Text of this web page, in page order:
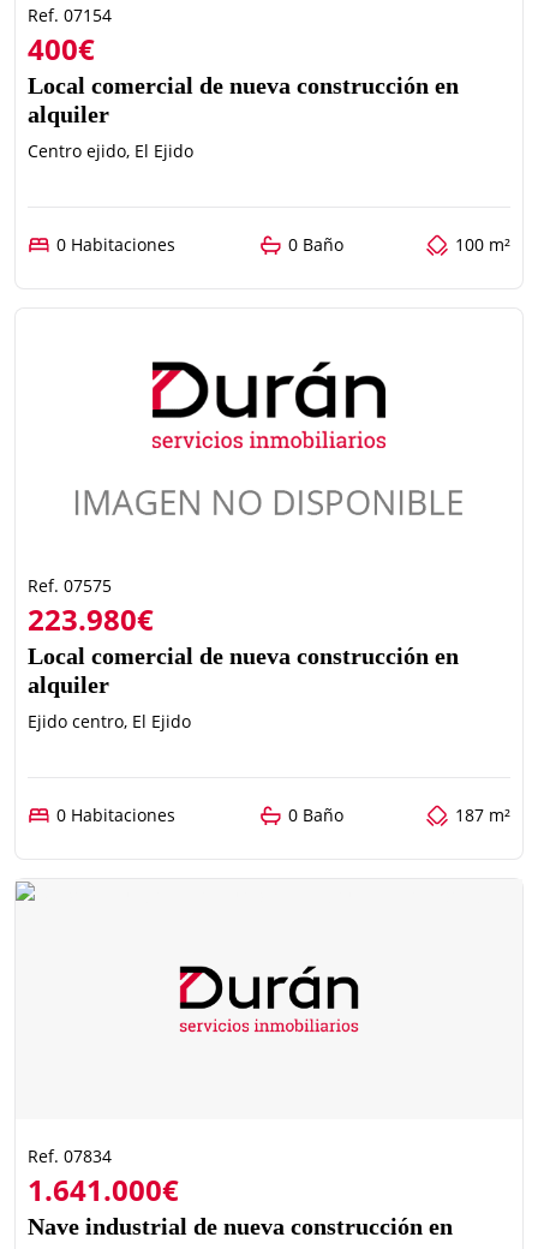
Ref. 07154
400€
Local comercial de nueva construcción en
alquiler
Centro ejido, El Ejido
0 Habitaciones 0 Baño 100 m²
Ref. 07575
223.980€
Local comercial de nueva construcción en
alquiler
Ejido centro, El Ejido
0 Habitaciones 0 Baño 187 m²
Ref. 07834
1.641.000€
Nave industrial de nueva construcción en